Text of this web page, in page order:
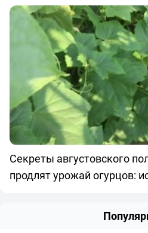
Секреты августовского
продлят урожай огурцов: